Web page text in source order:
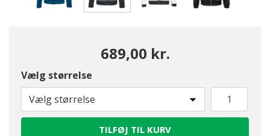
689,00 kr.
Vælg størrelse
Vælg størrelse
TILFØJ TIL KURV